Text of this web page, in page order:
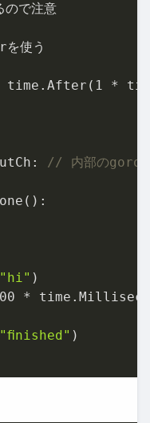
ので注意
使う
time.After( 1 *
// 内部の
"hi" )
*
"ﬁnished" )